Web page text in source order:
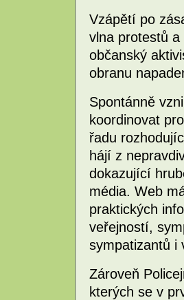
Vzápětí po
vlna protestů
občanský
obranu
Spontánně
koordinovat
řadu
hájí z
dokazující
média. Web
praktických
veřejností,
sympatizantů i
Zároveň
kterých se v